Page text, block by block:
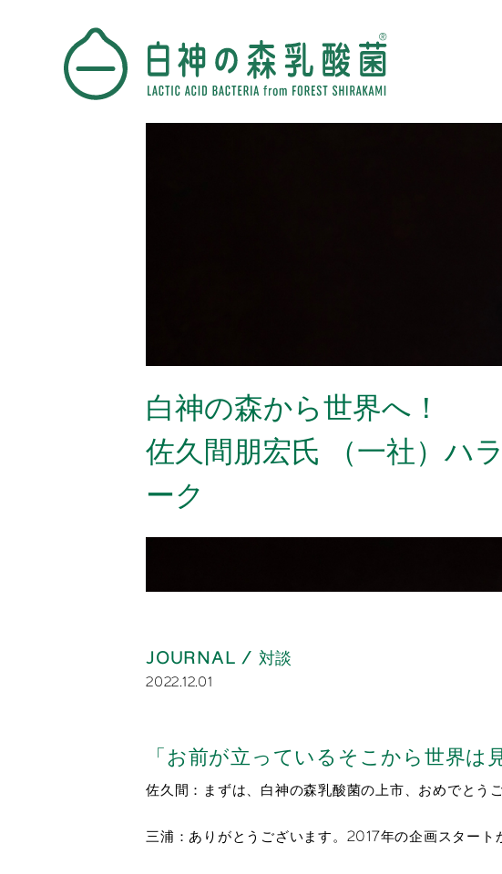
白神の森から世界へ！
佐久間朋宏氏 （一社）ハ
ーク
JOURNAL / 対談
2022.12.01
「お前が立っているそこから世界は
佐久間：まずは、白神の森乳酸菌の上市、おめでとうご
三浦：ありがとうございます。2017年の企画スタート